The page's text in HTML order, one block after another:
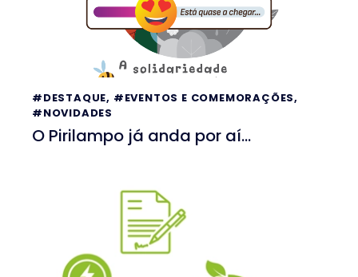
#DESTAQUE, #EVENTOS E COMEMORAÇÕES,
#NOVIDADES
O Pirilampo já anda por aí…